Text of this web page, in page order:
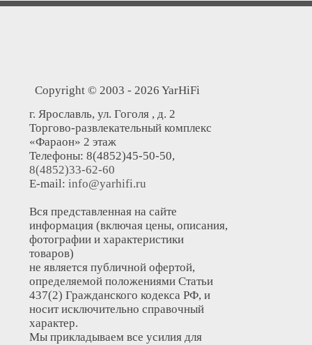
Copyright © 2003 - 2026 YarHiFi
г. Ярославль, ул. Гоголя , д. 2
Торгово-развлекательный комплекс
«Фараон» 2 этаж
Телефоны: 8(4852)45-50-50,
8(4852)33-62-60
E-mail: info@yarhifi.ru
Вся представленная на сайте
информация (включая цены, описания,
фотографии и характеристики
товаров)
не является публичной офертой,
определяемой положениями Статьи
437(2) Гражданского кодекса РФ, и
носит исключительно справочный
характер.
Мы прикладываем все усилия для